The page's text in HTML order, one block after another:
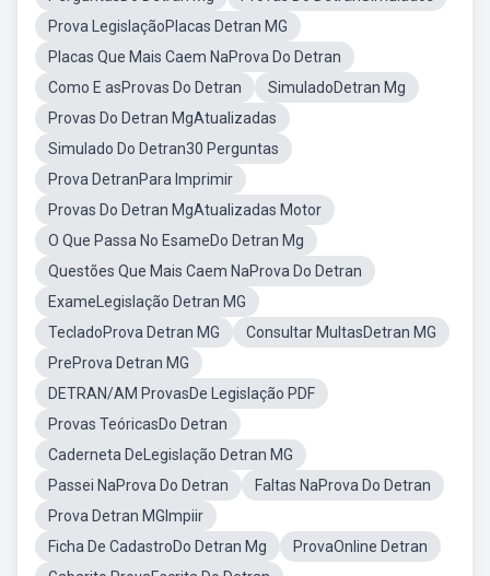
Prova LegislaçãoPlacas Detran MG
Placas Que Mais Caem NaProva Do Detran
Como E asProvas Do Detran
SimuladoDetran Mg
Provas Do Detran MgAtualizadas
Simulado Do Detran30 Perguntas
Prova DetranPara Imprimir
Provas Do Detran MgAtualizadas Motor
O Que Passa No EsameDo Detran Mg
Questões Que Mais Caem NaProva Do Detran
ExameLegislação Detran MG
TecladoProva Detran MG
Consultar MultasDetran MG
PreProva Detran MG
DETRAN/AM ProvasDe Legislação PDF
Provas TeóricasDo Detran
Caderneta DeLegislação Detran MG
Passei NaProva Do Detran
Faltas NaProva Do Detran
Prova Detran MGImpiir
Ficha De CadastroDo Detran Mg
ProvaOnline Detran